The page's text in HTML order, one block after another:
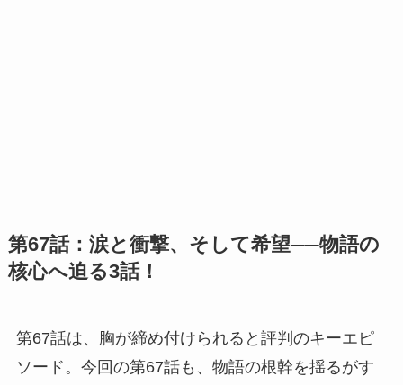
第67話：涙と衝撃、そして希望──物語の
核心へ迫る3話！
第67話は、胸が締め付けられると評判のキーエピ
ソード。今回の第67話も、物語の根幹を揺るがす